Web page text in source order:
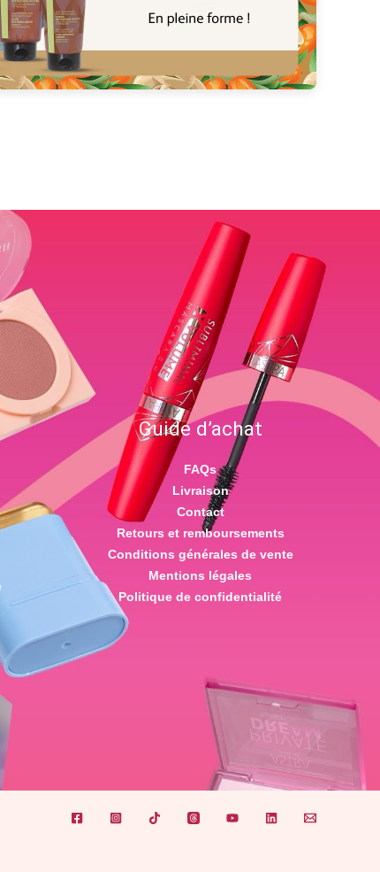
Guide d’achat
FAQs
Livraison
Contact
Retours et remboursements
Conditions générales de vente
Mentions légales
Politique de confidentialité